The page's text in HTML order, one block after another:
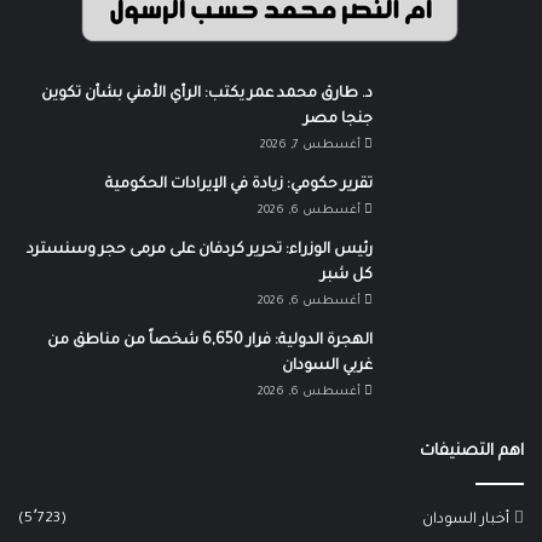
د. طارق محمد عمر يكتب: الرأي الأمني بشأن تكوين
جنجا مصر
أغسطس 7, 2026
تقرير حكومي: زيادة في الإيرادات الحكومية
أغسطس 6, 2026
رئيس الوزراء: تحرير كردفان على مرمى حجر وسنسترد
كل شبر
أغسطس 6, 2026
الهجرة الدولية: فرار 6,650 شخصاً من مناطق من
غربي السودان
أغسطس 6, 2026
اهم التصنيفات
أخبار السودان (5٬723)